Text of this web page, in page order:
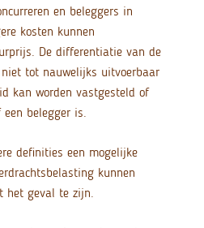
en beleggers in
kosten kunnen
De differentiatie van de
tot nauwelijks uitvoerbaar
kan worden vastgesteld of
belegger is.
definities een mogelijke
kunnen
het geval te zijn.